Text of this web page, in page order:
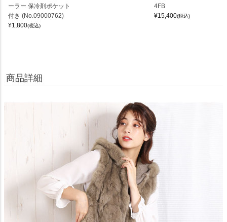
ーラー 保冷剤ポケット
付き (No.09000762)
¥1,800(税込)
4FB
¥15,400(税込)
商品詳細